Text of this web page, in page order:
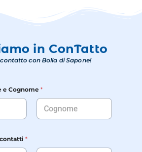
in ConTatto
con Bolla di Sapone!
e Cognome *
*